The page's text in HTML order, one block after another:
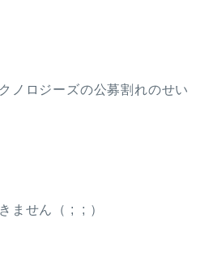
ノロジーズの公募割れのせい
ません（ ; ; ）